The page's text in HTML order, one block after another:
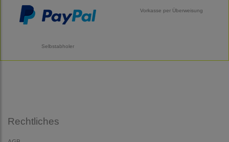
Vorkasse per Überweisung
Selbstabholer
Rechtliches